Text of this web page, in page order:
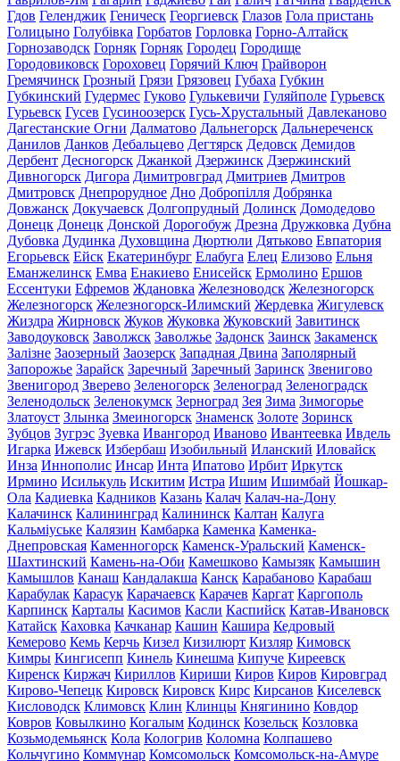
Гдов Геленджик Геническ Георгиевск Глазов Гола пристань
Голицыно Голубівка Горбатов Горловка Горно-Алтайск
Горнозаводск Горняк Горняк Городец Городище
Городовиковск Гороховец Горячий Ключ Грайворон
Гремячинск Грозный Грязи Грязовец Губаха Губкин
Губкинский Гудермес Гуково Гулькевичи Гуляйполе Гурьевск
Гурьевск Гусев Гусиноозерск Гусь-Хрустальный Давлеканово
Дагестанские Огни Далматово Дальнегорск Дальнереченск
Данилов Данков Дебальцево Дегтярск Дедовск Демидов
Дербент Десногорск Джанкой Дзержинск Дзержинский
Дивногорск Дигора Димитровград Дмитриев Дмитров
Дмитровск Днепрорудное Дно Добропілля Добрянка
Довжанск Докучаевск Долгопрудный Долинск Домодедово
Донецк Донецк Донской Дорогобуж Дрезна Дружковка Дубна
Дубовка Дудинка Духовщина Дюртюли Дятьково Евпатория
Егорьевск Ейск Екатеринбург Елабуга Елец Елизово Ельня
Еманжелинск Емва Енакиево Енисейск Ермолино Ершов
Ессентуки Ефремов Ждановка Железноводск Железногорск
Железногорск Железногорск-Илимский Жердевка Жигулевск
Жиздра Жирновск Жуков Жуковка Жуковский Завитинск
Заводоуковск Заволжск Заволжье Задонск Заинск Закаменск
Залізне Заозерный Заозерск Западная Двина Заполярный
Запорожье Зарайск Заречный Заречный Заринск Звенигово
Звенигород Зверево Зеленогорск Зеленоград Зеленоградск
Зеленодольск Зеленокумск Зерноград Зея Зима Зимогорье
Златоуст Злынка Змеиногорск Знаменск Золоте Зоринск
Зубцов Зугрэс Зуевка Ивангород Иваново Ивантеевка Ивдель
Игарка Ижевск Избербаш Изобильный Иланский Иловайск
Инза Иннополис Инсар Инта Ипатово Ирбит Иркутск
Ирмино Исилькуль Искитим Истра Ишим Ишимбай Йошкар-
Ола Кадиевка Кадников Казань Калач Калач-на-Дону
Калачинск Калининград Калининск Калтан Калуга
Кальміуське Калязин Камбарка Каменка Каменка-
Днепровская Каменногорск Каменск-Уральский Каменск-
Шахтинский Камень-на-Оби Камешково Камызяк Камышин
Камышлов Канаш Кандалакша Канск Карабаново Карабаш
Карабулак Карасук Карачаевск Карачев Каргат Каргополь
Карпинск Карталы Касимов Касли Каспийск Катав-Ивановск
Катайск Каховка Качканар Кашин Кашира Кедровый
Кемерово Кемь Керчь Кизел Кизилюрт Кизляр Кимовск
Кимры Кингисепп Кинель Кинешма Кипуче Киреевск
Киренск Киржач Кириллов Кириши Киров Киров Кировград
Кирово-Чепецк Кировск Кировск Кирс Кирсанов Киселевск
Кисловодск Климовск Клин Клинцы Княгинино Ковдор
Ковров Ковылкино Когалым Кодинск Козельск Козловка
Козьмодемьянск Кола Кологрив Коломна Колпашево
Кольчугино Коммунар Комсомольск Комсомольск-на-Амуре